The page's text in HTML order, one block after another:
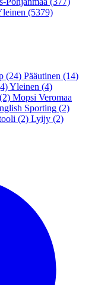
(5379)
(24) Pääutinen (14)
Yleinen (4)
(2) Mopsi Veromaa
Sporting (2)
(2) Lyijy (2)